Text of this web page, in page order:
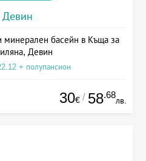
Девин
минерален басейн в Къща за
Девин
+ полупансион
30€ / 58.68
лв.